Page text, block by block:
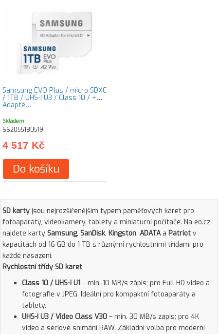
Samsung EVO Plus / micro SDXC
/ 1TB / UHS-I U3 / Class 10 / +
Adapté…
Skladem
SS2055180519
4 517 Kč
Do košíku
SD karty jsou nejrozšířenějším typem paměťových karet pro
fotoaparáty, videokamery, tablety a miniaturní počítače. Na eo.cz
najdete karty Samsung, SanDisk, Kingston, ADATAa Patriot v
kapacitách od 16 GB do 1 TB s různými rychlostními třídami pro
každé nasazení.
Rychlostní třídy SD karet
Class 10 / UHS-I U1 – min. 10 MB/s zápis; pro Full HD video a
fotografie v JPEG. Ideální pro kompaktní fotoaparáty a
tablety.
UHS-I U3 / Video Class V30 – min. 30 MB/s zápis; pro 4K
video a sériové snímání RAW. Základní volba pro moderní